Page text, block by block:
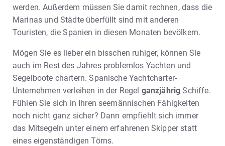
werden. Außerdem müssen Sie damit rechnen, dass die
Marinas und Städte überfüllt sind mit anderen
Touristen, die Spanien in diesen Monaten bevölkern.
Mögen Sie es lieber ein bisschen ruhiger, können Sie
auch im Rest des Jahres problemlos Yachten und
Segelboote chartern. Spanische Yachtcharter-
Unternehmen verleihen in der Regel ganzjährigSchiffe.
Fühlen Sie sich in Ihren seemännischen Fähigkeiten
noch nicht ganz sicher? Dann empfiehlt sich immer
das Mitsegeln unter einem erfahrenen Skipper statt
eines eigenständigen Törns.